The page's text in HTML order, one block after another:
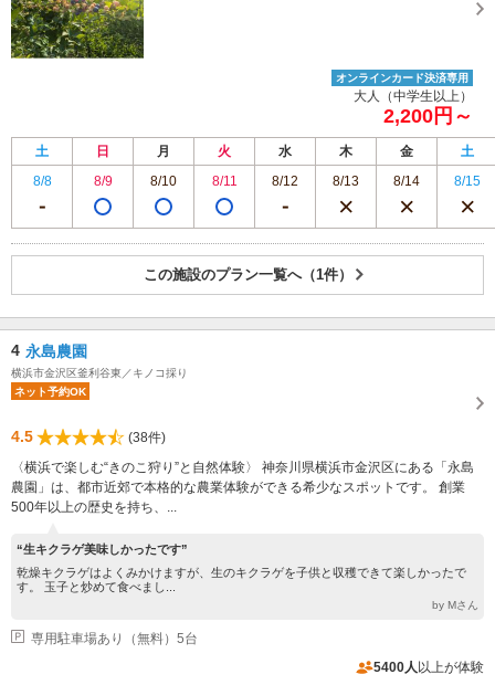
オンラインカード決済専用
大人（中学生以上）
2,200円～
土 日 月 火 水 木 金
土
8/8
8/9 8/10 8/11 8/12 8/13 8/14 8/15
この施設のプラン一覧へ（1件）
4 永島農園
横浜市金沢区釜利谷東／キノコ採り
ネット予約OK
4.5
(38件)
〈横浜で楽しむ“きのこ狩り”と自然体験〉 神奈川県横浜市金沢区にある「永島
農園」は、都市近郊で本格的な農業体験ができる希少なスポットです。 創業
500年以上の歴史を持ち、...
“生キクラゲ美味しかったです”
乾燥キクラゲはよくみかけますが、生のキクラゲを子供と収穫できて楽しかったで
す。 玉子と炒めて食べまし...
by Mさん
専用駐車場あり（無料）5台
5400人 以上が体験